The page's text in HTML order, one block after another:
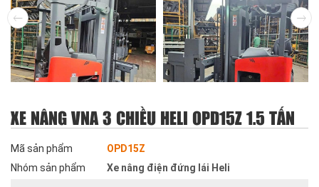
XE NÂNG VNA 3 CHIỀU HELI OPD15Z 1.5 TẤN
Mã sản phẩm
OPD15Z
Nhóm sản phẩm
Xe nâng điện đứng lái Heli